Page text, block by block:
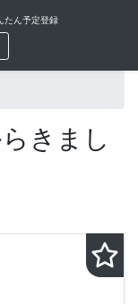
たん予定登録
きまし